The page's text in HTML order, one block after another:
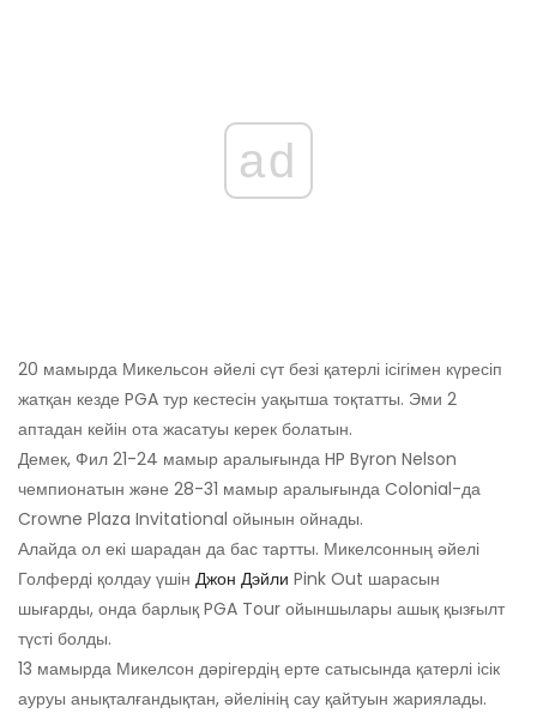
ad
20 мамырда Микельсон әйелі сүт безі қатерлі ісігімен күресіп
жатқан кезде PGA тур кестесін уақытша тоқтатты. Эми 2
аптадан кейін ота жасатуы керек болатын.
Демек, Фил 21-24 мамыр аралығында HP Byron Nelson
чемпионатын және 28-31 мамыр аралығында Colonial-да
Crowne Plaza Invitational ойынын ойнады.
Алайда ол екі шарадан да бас тартты. Микелсонның әйелі
Голферді қолдау үшін Джон Дэйли Pink Out шарасын
шығарды, онда барлық PGA Tour ойыншылары ашық қызғылт
түсті болды.
13 мамырда Микелсон дәрігердің ерте сатысында қатерлі ісік
ауруы анықталғандықтан, әйелінің сау қайтуын жариялады.